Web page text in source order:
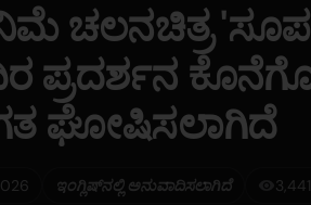
ಚಲನಚಿತ್ರ
ಪ್ರದರ್ಶನ
ಘೋಷಿಸಲಾಗಿದೆ
ಇಂಗ್ಲಿಷ್‌ನಲ್ಲಿ ಅನುವಾದಿಸಲಾಗಿದೆ